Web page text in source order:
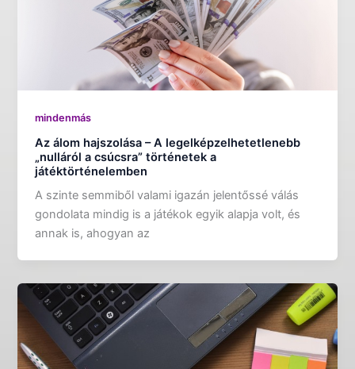
mindenmás
Az álom hajszolása – A legelképzelhetetlenebb
„nulláról a csúcsra” történetek a
játéktörténelemben
A szinte semmiből valami igazán jelentőssé válás
gondolata mindig is a játékok egyik alapja volt, és
annak is, ahogyan az